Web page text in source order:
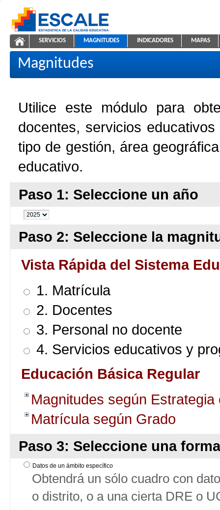
ESCALE - Unidad de Estadística Educativa
Magnitudes de la Educación
NAVEGACIÓN
SERVICIOS MAGNITUDES INDICADORES MAPAS
Magnitudes
Utilice este módulo para
docentes, servicios
tipo de gestión, área
educativo.
Paso 1: Seleccione un año
Paso 2: Seleccione la
Vista Rápida del Sistema
1. Matrícula
2. Docentes
3. Personal no docente
4. Servicios educativos y
Educación Básica Regular
Magnitudes según
Matrícula según Grado
Paso 3: Seleccione una
Datos de un ámbito específico
Obtendrá un sólo cuadro con
o distrito, o a una cierta DRE o